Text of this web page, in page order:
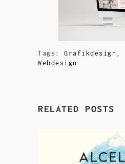
Tags: Grafikdesign
Webdesign
RELATED POSTS